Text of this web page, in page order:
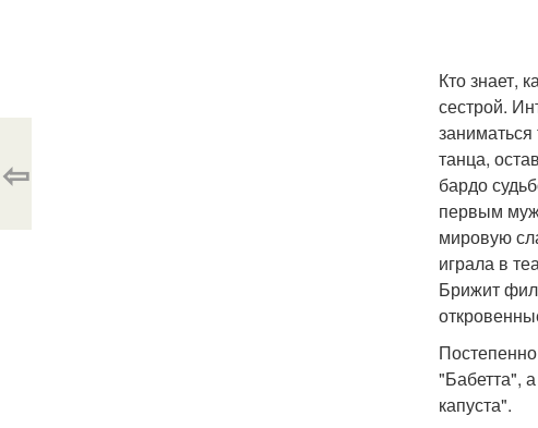
Кто знает,
сестрой.
танца,
бардо
первым
мировую
играла в
Брижит
"Бабетта",
капуста".
⇦